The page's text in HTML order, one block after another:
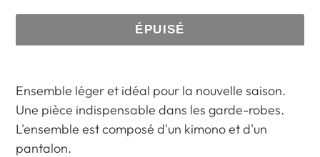
ÉPUISÉ
d'un
produit
à
votre
Ensemble léger et idéal pour la nouvelle saison.
Une pièce indispensable dans les garde-robes.
L'ensemble est composé d'un kimono et d'un
pantalon.